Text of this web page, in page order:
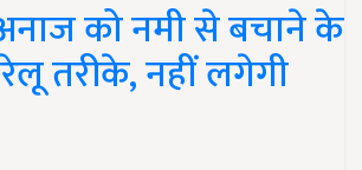
को नमी से बचाने के
तरीके, नहीं लगेगी